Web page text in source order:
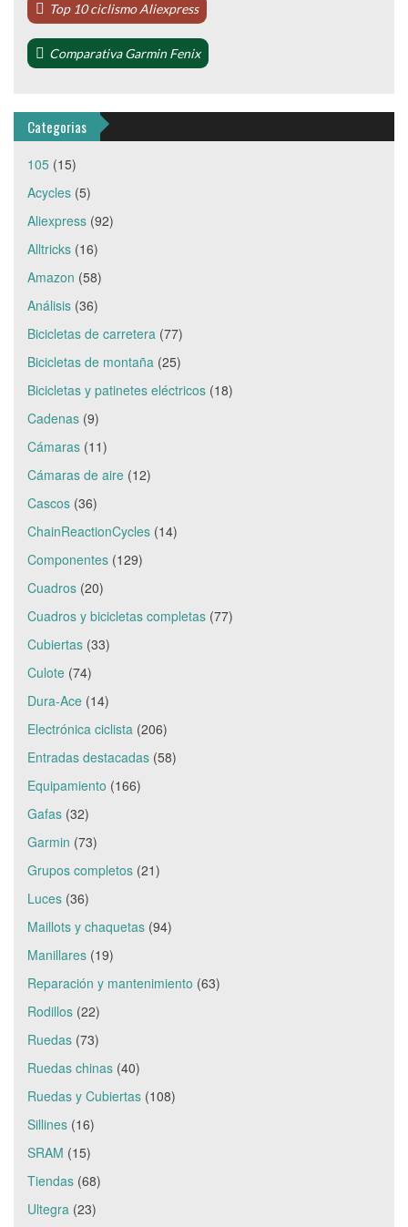
Top 10 ciclismo Aliexpress
Comparativa Garmin Fenix
Categorias
105 (15)
Acycles (5)
Aliexpress (92)
Alltricks (16)
Amazon (58)
Análisis (36)
Bicicletas de carretera (77)
Bicicletas de montaña (25)
Bicicletas y patinetes eléctricos (18)
Cadenas (9)
Cámaras (11)
Cámaras de aire (12)
Cascos (36)
ChainReactionCycles (14)
Componentes (129)
Cuadros (20)
Cuadros y bicicletas completas (77)
Cubiertas (33)
Culote (74)
Dura-Ace (14)
Electrónica ciclista (206)
Entradas destacadas (58)
Equipamiento (166)
Gafas (32)
Garmin (73)
Grupos completos (21)
Luces (36)
Maillots y chaquetas (94)
Manillares (19)
Reparación y mantenimiento (63)
Rodillos (22)
Ruedas (73)
Ruedas chinas (40)
Ruedas y Cubiertas (108)
Sillines (16)
SRAM (15)
Tiendas (68)
Ultegra (23)